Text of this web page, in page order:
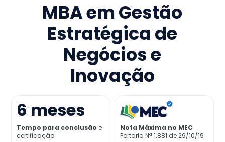
Como funciona
Credenciamento MEC
Matricule-se
MBA em Gestão
Estratégica de
Negócios e
Inovação
6 meses
Tempo para conclusão e
certificação
Nota Máxima no MEC
Portaria Nª 1.881 de 29/10/19